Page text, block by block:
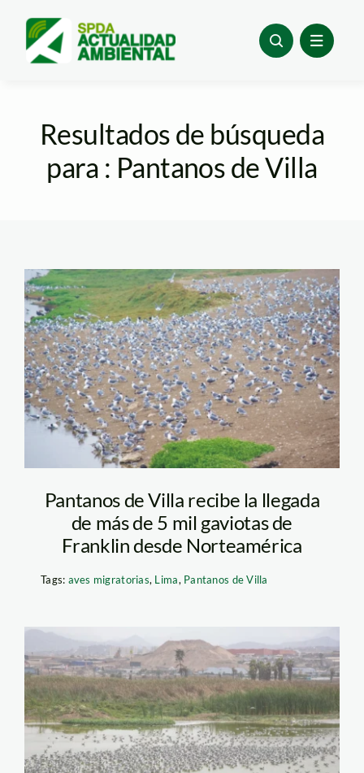
content
Resultados de búsqueda
para : Pantanos de Villa
de villa
Pantanos de Villa recibe la llegada
de más de 5 mil gaviotas de
Franklin desde Norteamérica
Tags: aves migratorias, Lima, Pantanos de Villa
Pantanos de Villa.
Andrés Nolasco-
SPDA